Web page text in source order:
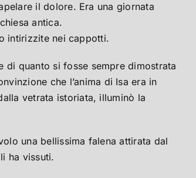
il dolore. Era una giornata
antica.
intirizzite nei cappotti.
di quanto si fosse sempre dimostrata
che l’anima di Isa era in
vetrata istoriata, illuminò la
una bellissima falena attirata dal
ha vissuti.